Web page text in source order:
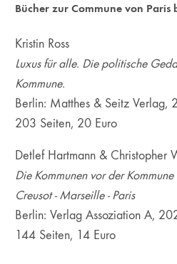
Bücher zur Commune von Paris
Kristin Ross
Luxus für alle. Die politische
Kommune.
Berlin: Matthes & Seitz Verlag,
203 Seiten, 20 Euro
Detlef Hartmann & Christopher
Die Kommunen vor der
Creusot - Marseille - Paris
Berlin: Verlag Assoziation A,
144 Seiten, 14 Euro